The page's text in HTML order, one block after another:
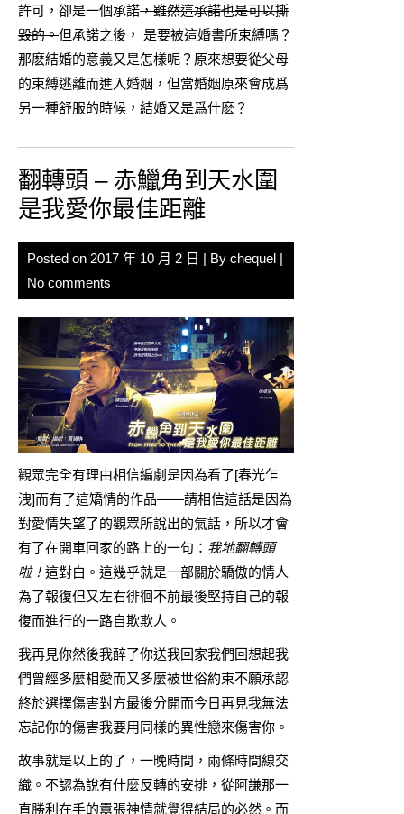
許可，卻是一個承諾，雖然這承諾也是可以撕
毀的。但承諾之後， 是要被這婚書所束縛嗎？
那麽結婚的意義又是怎樣呢？原來想要從父母
的束縛逃離而進入婚姻，但當婚姻原來會成爲
另一種舒服的時候，結婚又是爲什麽？
翻轉頭 – 赤鱲角到天水圍
是我愛你最佳距離
Posted on 2017 年 10 月 2 日 | By chequel
No comments
觀眾完全有理由相信編劇是因為看了[春光乍
洩]而有了這矯情的作品——請相信這話是因為
對愛情失望了的觀眾所說出的氣話，所以才會
有了在開車回家的路上的一句： 我地翻轉頭
啦！ 這對白。這幾乎就是一部關於驕傲的情人
為了報復但又左右徘徊不前最後堅持自己的報
復而進行的一路自欺欺人。
我再見你然後我醉了你送我回家我們回想起我
們曾經多麼相愛而又多麼被世俗約束不願承認
終於選擇傷害對方最後分開而今日再見我無法
忘記你的傷害我要用同樣的異性戀來傷害你。
故事就是以上的了，一晚時間，兩條時間線交
織。不認為說有什麼反轉的安排，從阿謙那一
直勝利在手的囂張神情就覺得結局的必然。而